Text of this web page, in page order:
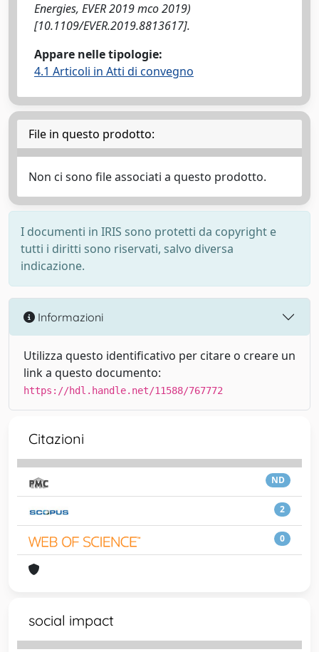
Energies, EVER 2019 mco 2019)
[10.1109/EVER.2019.8813617].
Appare nelle tipologie:
4.1 Articoli in Atti di convegno
File in questo prodotto:
Non ci sono file associati a questo prodotto.
I documenti in IRIS sono protetti da copyright e
tutti i diritti sono riservati, salvo diversa
indicazione.
Informazioni
Utilizza questo identificativo per citare o creare un
link a questo documento:
https://hdl.handle.net/11588/767772
Citazioni
ND
2
0
social impact